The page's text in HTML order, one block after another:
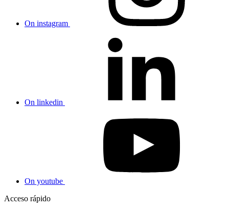
On instagram
On linkedin
On youtube
Acceso rápido